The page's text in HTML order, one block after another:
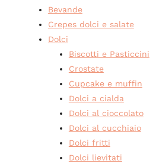
Bevande
Crepes dolci e salate
Dolci
Biscotti e Pasticcini
Crostate
Cupcake e muffin
Dolci a cialda
Dolci al cioccolato
Dolci al cucchiaio
Dolci fritti
Dolci lievitati